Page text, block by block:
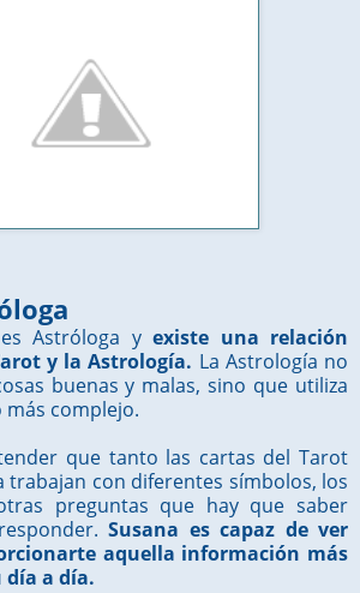
es Astróloga yexiste una relación
y la Astrología. La Astrología no
buenas y malas, sino que utiliza
complejo.
que tanto las cartas del Tarot
trabajan con diferentes símbolos, los
preguntas que hay que saber
Susana es capaz de ver
aquella información más
día a día.